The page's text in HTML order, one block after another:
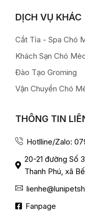
DỊCH VỤ KHÁC
Cắt Tỉa - Spa Chó
Khách Sạn Chó
Đào Tạo Groming
Vận Chuyển Chó
THÔNG TIN
Hotlline/Zalo:
20-21 đường Số
Thanh Phú, xã
Fanpage